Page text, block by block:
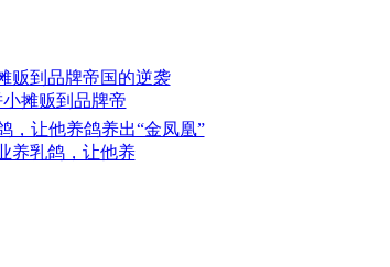
小摊贩到品牌帝
养乳鸽，让他养